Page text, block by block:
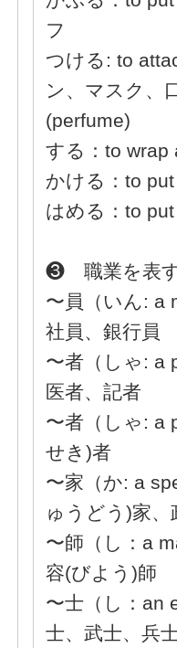
フ
つける: to
ン、マスク、
(perfume)
する：to
かける：to
はめる：to
❸ 職業を表す
〜員（いん: a
社員、銀行員
〜者（しゃ: a
医者、記者
〜者（しゃ: a
せき)者
〜家（か: a
ゅうどう)家、
〜師（し：a
容(びよう)師
〜士（し：an
士、武士、兵